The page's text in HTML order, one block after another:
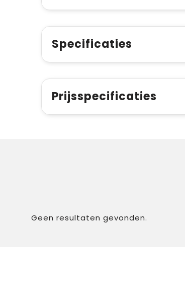
Specificaties
Prijsspecificaties
Geen resultaten gevonden.